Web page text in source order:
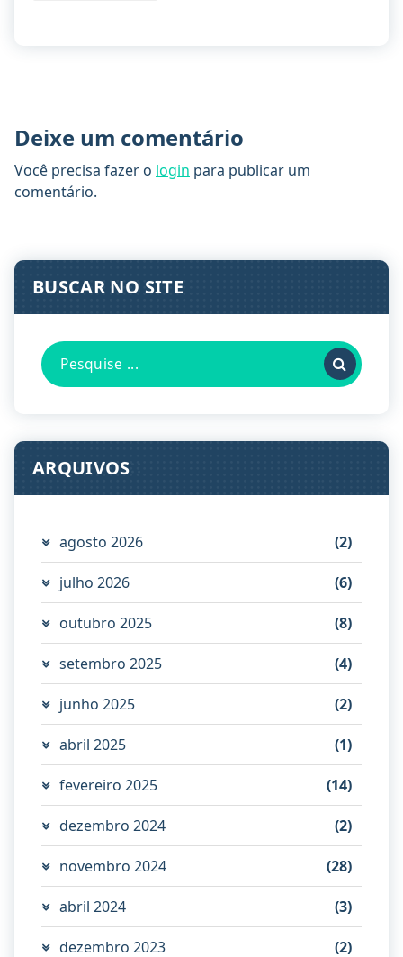
Deixe um comentário
Você precisa fazer o login para publicar um
comentário.
BUSCAR NO SITE
Pesquisa
por:
ARQUIVOS
agosto 2026 (2)
julho 2026 (6)
outubro 2025 (8)
setembro 2025 (4)
junho 2025 (2)
abril 2025 (1)
fevereiro 2025 (14)
dezembro 2024 (2)
novembro 2024 (28)
abril 2024 (3)
dezembro 2023 (2)